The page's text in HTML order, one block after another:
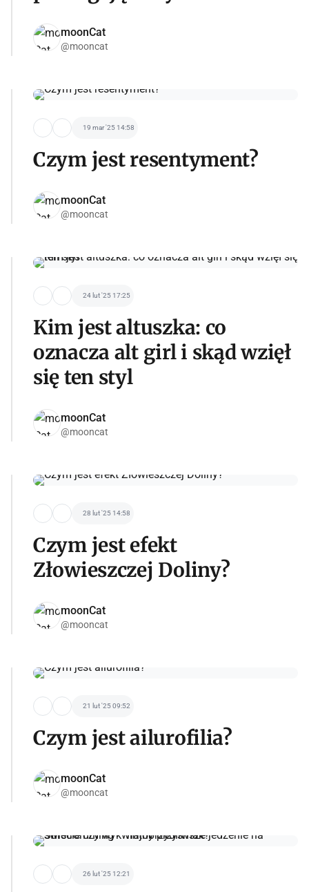
moonCat
@mooncat
19 mar '25 14:58
Czym jest resentyment?
moonCat
@mooncat
24 lut '25 17:25
Kim jest altuszka: co
oznacza alt girl i skąd wzięł
się ten styl
moonCat
@mooncat
28 lut '25 14:58
Czym jest efekt
Złowieszczej Doliny?
moonCat
@mooncat
21 lut '25 09:52
Czym jest ailurofilia?
moonCat
@mooncat
26 lut '25 12:21